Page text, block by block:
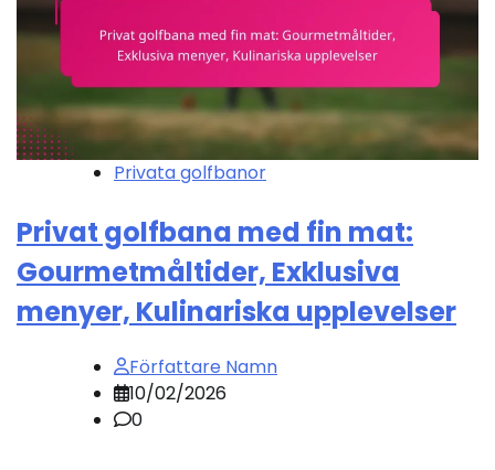
Privata golfbanor
Privat golfbana med fin mat:
Gourmetmåltider, Exklusiva
menyer, Kulinariska upplevelser
Författare Namn
10/02/2026
0